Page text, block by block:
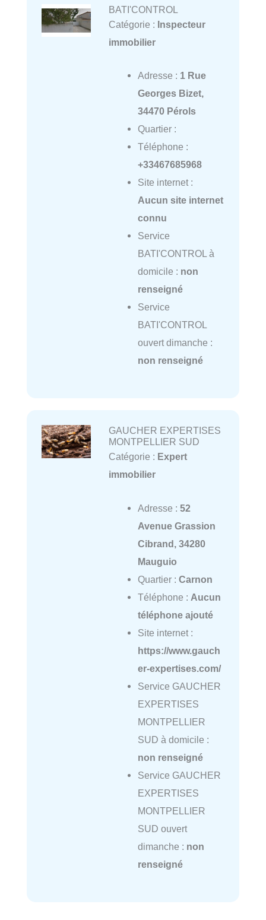
BATI'CONTROL
Catégorie : Inspecteur
immobilier
Adresse : 1 Rue
Georges Bizet,
34470 Pérols
Quartier :
Téléphone :
+33467685968
Site internet :
Aucun site internet
connu
Service
BATI'CONTROL à
domicile : non
renseigné
Service
BATI'CONTROL
ouvert dimanche :
non renseigné
GAUCHER EXPERTISES
MONTPELLIER SUD
Catégorie : Expert
immobilier
Adresse : 52
Avenue Grassion
Cibrand, 34280
Mauguio
Quartier : Carnon
Téléphone : Aucun
téléphone ajouté
Site internet :
https://www.gauch
er-expertises.com/
Service GAUCHER
EXPERTISES
MONTPELLIER
SUD à domicile :
non renseigné
Service GAUCHER
EXPERTISES
MONTPELLIER
SUD ouvert
dimanche : non
renseigné